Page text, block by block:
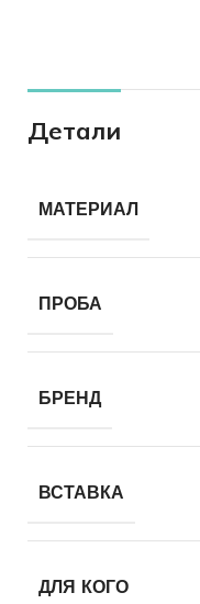
Детали
МАТЕРИАЛ
ПРОБА
БРЕНД
ВСТАВКА
ДЛЯ КОГО